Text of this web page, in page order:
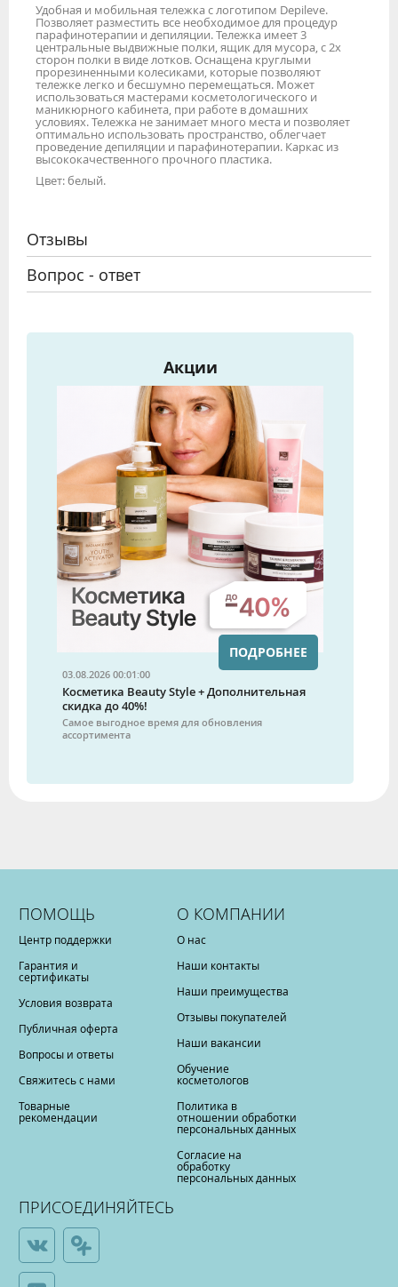
Удобная и мобильная тележка с логотипом Depileve.
Позволяет разместить все необходимое для процедур
парафинотерапии и депиляции. Тележка имеет 3
центральные выдвижные полки, ящик для мусора, с 2х
сторон полки в виде лотков. Оснащена круглыми
прорезиненными колесиками, которые позволяют
тележке легко и бесшумно перемещаться. Может
использоваться мастерами косметологического и
маникюрного кабинета, при работе в домашних
условиях. Тележка не занимает много места и позволяет
оптимально использовать пространство, облегчает
проведение депиляции и парафинотерапии. Каркас из
высококачественного прочного пластика.
Цвет: белый.
Отзывы
Вопрос - ответ
Акции
03.08.2026 00:01:00
Косметика Beauty Style + Дополнительная
скидка до 40%!
Самое выгодное время для обновления
ассортимента
ПОДРОБНЕЕ
ПОМОЩЬ
Центр поддержки
Гарантия и
сертификаты
Условия возврата
Публичная оферта
Вопросы и ответы
Свяжитесь с нами
Товарные
рекомендации
О КОМПАНИИ
О нас
Наши контакты
Наши преимущества
Отзывы покупателей
Наши вакансии
Обучение
косметологов
Политика в
отношении обработки
персональных данных
Согласие на
обработку
персональных данных
ПРИСОЕДИНЯЙТЕСЬ